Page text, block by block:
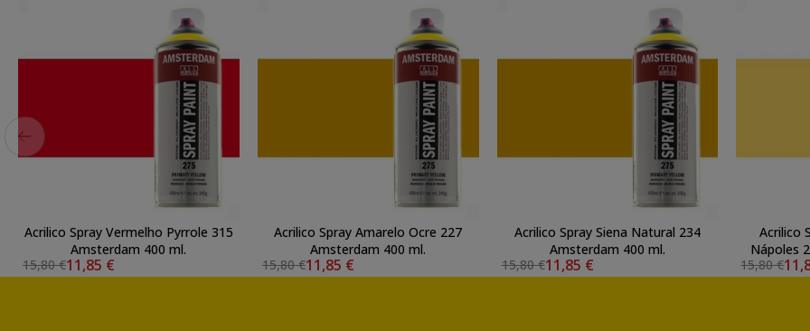
Acrilico Spray Vermelho Pyrrole 315
Amsterdam 400 ml.
15,80 €11,85 €
Acrilico Spray Amarelo Ocre 227
Amsterdam 400 ml.
15,80 €11,85 €
Acrilico Spray Siena Natural 234
Amsterdam 400 ml.
15,80 €11,85 €
Acrilico
Nápoles
15,80 €